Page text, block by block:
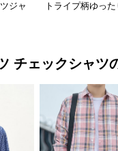
ジャ
トライプ柄ゆっ
チェックシャツ